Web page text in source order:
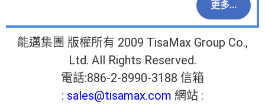
更多...
能邁集團 版權所有 2009 TisaMax Group Co.,
Ltd. All Rights Reserved.
電話:886-2-8990-3188 信箱
: sales@tisamax.com 網站 :